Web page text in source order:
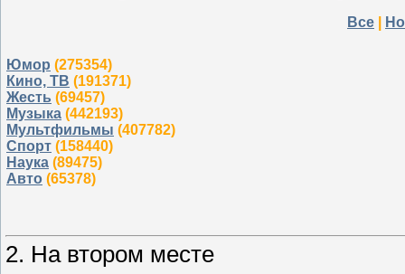
Все
Юмор (275354)
Кино, ТВ (191371)
Жесть (69457)
Музыка (442193)
Мультфильмы (407782)
Спорт (158440)
Наука (89475)
Авто (65378)
2. На втором месте